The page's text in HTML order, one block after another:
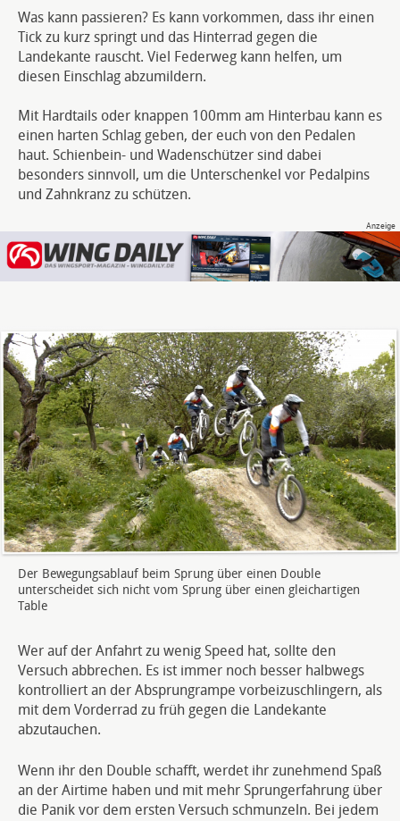
Was kann passieren? Es kann vorkommen, dass ihr einen
Tick zu kurz springt und das Hinterrad gegen die
Landekante rauscht. Viel Federweg kann helfen, um
diesen Einschlag abzumildern.
Mit Hardtails oder knappen 100mm am Hinterbau kann es
einen harten Schlag geben, der euch von den Pedalen
haut. Schienbein- und Wadenschützer sind dabei
besonders sinnvoll, um die Unterschenkel vor Pedalpins
und Zahnkranz zu schützen.
Der Bewegungsablauf beim Sprung über einen Double
unterscheidet sich nicht vom Sprung über einen gleichartigen
Table
Wer auf der Anfahrt zu wenig Speed hat, sollte den
Versuch abbrechen. Es ist immer noch besser halbwegs
kontrolliert an der Absprungrampe vorbeizuschlingern, als
mit dem Vorderrad zu früh gegen die Landekante
abzutauchen.
Wenn ihr den Double schafft, werdet ihr zunehmend Spaß
an der Airtime haben und mit mehr Sprungerfahrung über
die Panik vor dem ersten Versuch schmunzeln. Bei jedem